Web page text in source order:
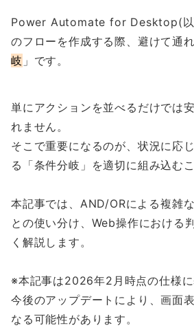
Power Automate for Desktop(以
のフローを作成する際、避けて通
岐 」です。
単にアクションを並べるだけでは
れません。
そこで重要になるのが、状況に応
る「条件分岐」を適切に組み込むこ
本記事では、AND/ORによる複雑
との使い分け、Web操作における
く解説します。
※本記事は2026年2月時点の仕様に
今後のアップデートにより、画面
なる可能性があります。